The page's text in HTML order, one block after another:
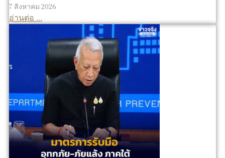
7 สิงหาคม 2026
อ่านต่อ ...